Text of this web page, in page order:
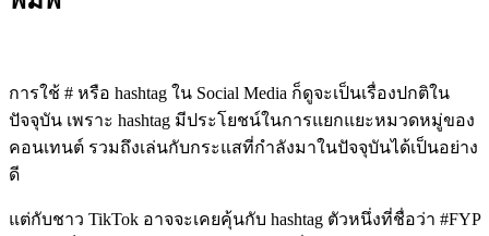
การใช้ # หรือ hashtag ใน Social Media ก็ดูจะเป็นเรื่องปกติใน
ปัจจุบัน เพราะ hashtag มีประโยชน์ในการแยกแยะหมวดหมู่ของ
คอนเทนต์ รวมถึงเล่นกับกระแสที่กำลังมาในปัจจุบันได้เป็นอย่าง
ดี
แต่กับชาว TikTok อาจจะเคยคุ้นกับ hashtag ตัวหนึ่งที่ชื่อว่า #FYP